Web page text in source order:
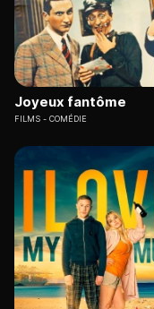
Joyeux fantôme
FILMS COMÉDIE